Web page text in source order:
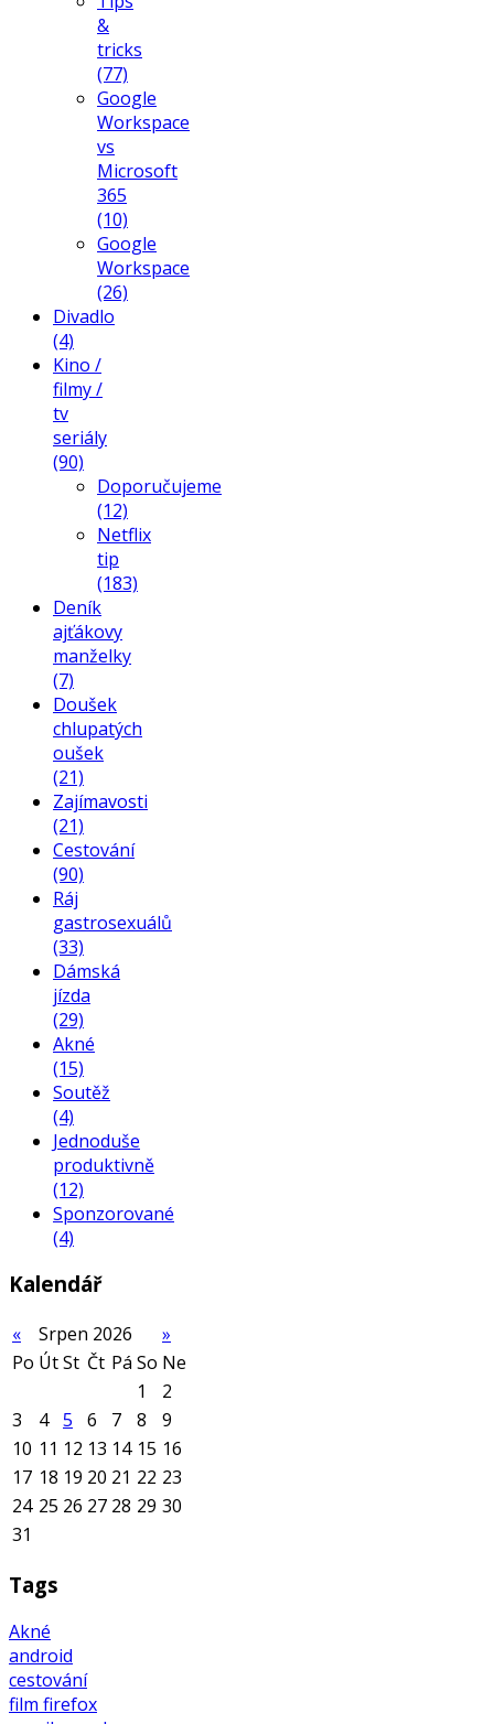
&
tricks
(77)
Google
Workspace
vs
Microsoft
365
(10)
Google
Workspace
(26)
Divadlo
(4)
Kino /
filmy /
tv
seriály
(90)
Doporučujeme
(12)
Netflix
tip
(183)
Deník
ajťákovy
manželky
(7)
Doušek
chlupatých
oušek
(21)
Zajímavosti
(21)
Cestování
(90)
Ráj
gastrosexuálů
(33)
Dámská
jízda
(29)
Akné
(15)
Soutěž
(4)
Jednoduše
produktivně
(12)
Sponzorované
(4)
Kalendář
« Srpen 2026
»
Po ÚtSt Čt Pá So Ne
1
2
3
4 5 6 7 8
9
10 11 12 13 14 15 16
17 18 19 20 21 22 23
24 25 26 27 28 29 30
31
Tags
Akné
android
cestování
film firefox